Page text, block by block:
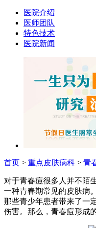
医院介绍
医师团队
特色技术
医院新闻
首页 > 重点皮肤病科 > 青
对于青春痘很多人并不陌
一种青春期常见的皮肤病
那些青少年患者带来了一
伤害。那么，青春痘形成